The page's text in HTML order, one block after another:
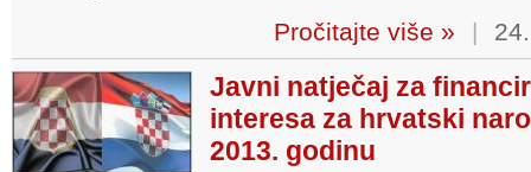
Pročitajte više » |
Javni natječaj za
interesa za hrvatski
2013. godinu